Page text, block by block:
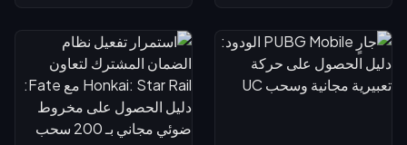
الاسترداد، وأنجز المهام اليومية
للحصول على عملات رييروكو
(Reiryoku) - وهي العملة
المستخدمة للحصول على مظهر مومو
أيايسي (Momo Ayase) الملحمي
سترايك (15 يوليو – 14 أغسطس
2026) تعيد لك 520 قطعة ذهبية عند
الوصول إلى المستوى الأقصى — وهي
كافية لتمويل تذكرة النخبة أو محاولات
الحصول على ليفاي. يوضح لك دليل
الأسبوع الأول هذا كيفية جمع الذهب
المجاني، واسترداد الرموز، وتوقيت
استرداد الأموال بحيث لا يكلفك ليفاي